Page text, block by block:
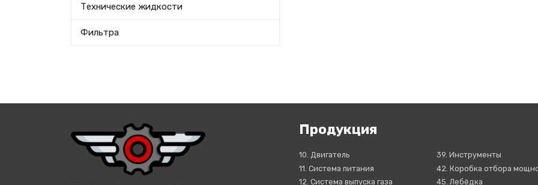
Технические жидкости
Фильтра
Продукция
10. Двигатель
11. Система питания
12. Система выпуска газа
39. Инструменты
42. Коробка отбора
45. Лебёдка